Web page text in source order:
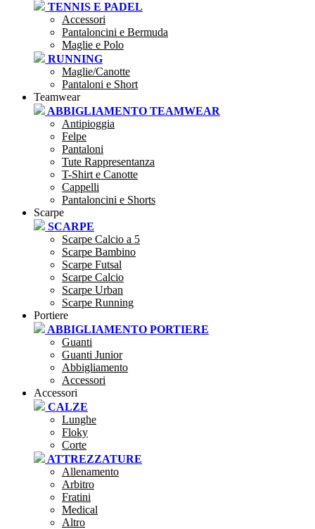
TENNIS E PADEL
Accessori
Pantaloncini e Bermuda
Maglie e Polo
RUNNING
Maglie/Canotte
Pantaloni e Short
Teamwear
ABBIGLIAMENTO TEAMWEAR
Antipioggia
Felpe
Pantaloni
Tute Rappresentanza
T-Shirt e Canotte
Cappelli
Pantaloncini e Shorts
Scarpe
SCARPE
Scarpe Calcio a 5
Scarpe Bambino
Scarpe Futsal
Scarpe Calcio
Scarpe Urban
Scarpe Running
Portiere
ABBIGLIAMENTO PORTIERE
Guanti
Guanti Junior
Abbigliamento
Accessori
Accessori
CALZE
Lunghe
Floky
Corte
ATTREZZATURE
Allenamento
Arbitro
Fratini
Medical
Altro